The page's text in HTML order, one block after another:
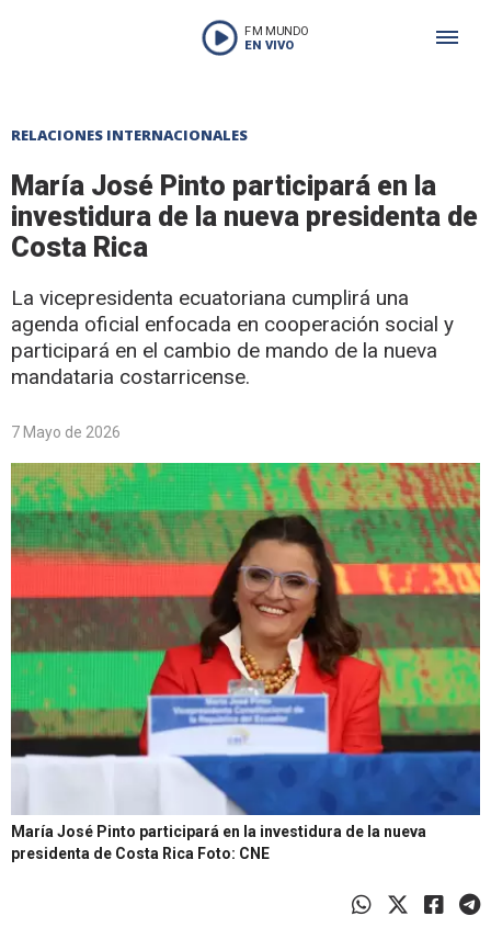
FM MUNDO
EN VIVO
RELACIONES INTERNACIONALES
María José Pinto participará en la
investidura de la nueva presidenta de
Costa Rica
La vicepresidenta ecuatoriana cumplirá una
agenda oficial enfocada en cooperación social y
participará en el cambio de mando de la nueva
mandataria costarricense.
7 Mayo de 2026
María José Pinto participará en la investidura de la nueva
presidenta de Costa Rica Foto: CNE